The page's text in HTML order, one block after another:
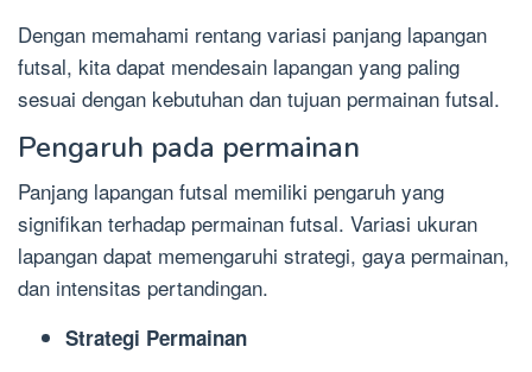
Dengan memahami rentang variasi panjang lapangan
futsal, kita dapat mendesain lapangan yang paling
sesuai dengan kebutuhan dan tujuan permainan futsal.
Pengaruh pada permainan
Panjang lapangan futsal memiliki pengaruh yang
signifikan terhadap permainan futsal. Variasi ukuran
lapangan dapat memengaruhi strategi, gaya permainan,
dan intensitas pertandingan.
Strategi Permainan